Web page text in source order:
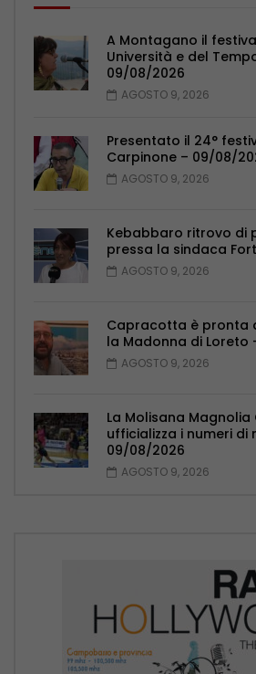
A Montagano il
Università e del
09/08/2026
AGOSTO 9, 2026
Presentato il 24°
Carpinone – 09/08/
AGOSTO 9, 2026
Kebabbaro ritrovo di
pressa la sindaca
AGOSTO 9, 2026
Capracotta è pronta
la Madonna di Loreto
AGOSTO 9, 2026
La Molisana
ufficializza i numeri di
09/08/2026
AGOSTO 9, 2026